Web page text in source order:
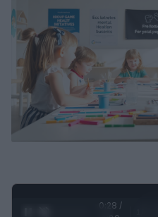
0:29 /